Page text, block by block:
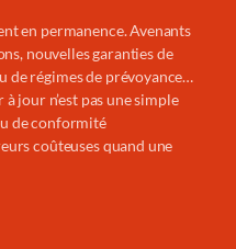
en permanence. Avenants
nouvelles garanties de
de régimes de prévoyance…
jour n’est pas une simple
de conformité
coûteuses quand une